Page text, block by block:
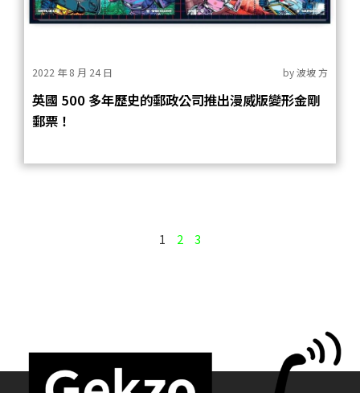
2022 年 8 月 24 日 by波坡 方
英國 500 多年歷史的郵政公司推出漫威版變形金剛
郵票！
1 2 3